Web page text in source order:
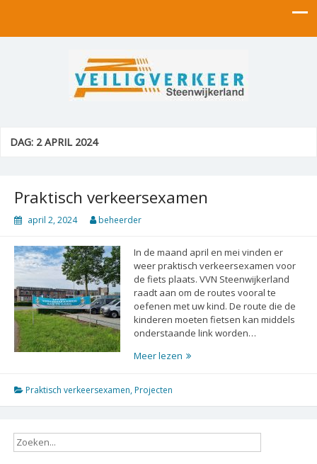
DAG: 2 APRIL 2024
Praktisch verkeersexamen
april 2, 2024 beheerder
In de maand april en mei vinden er
weer praktisch verkeersexamen voor
de fiets plaats. VVN Steenwijkerland
raadt aan om de routes vooral te
oefenen met uw kind. De route die de
kinderen moeten fietsen kan middels
onderstaande link worden…
Meer lezen
Praktisch verkeersexamen, Projecten